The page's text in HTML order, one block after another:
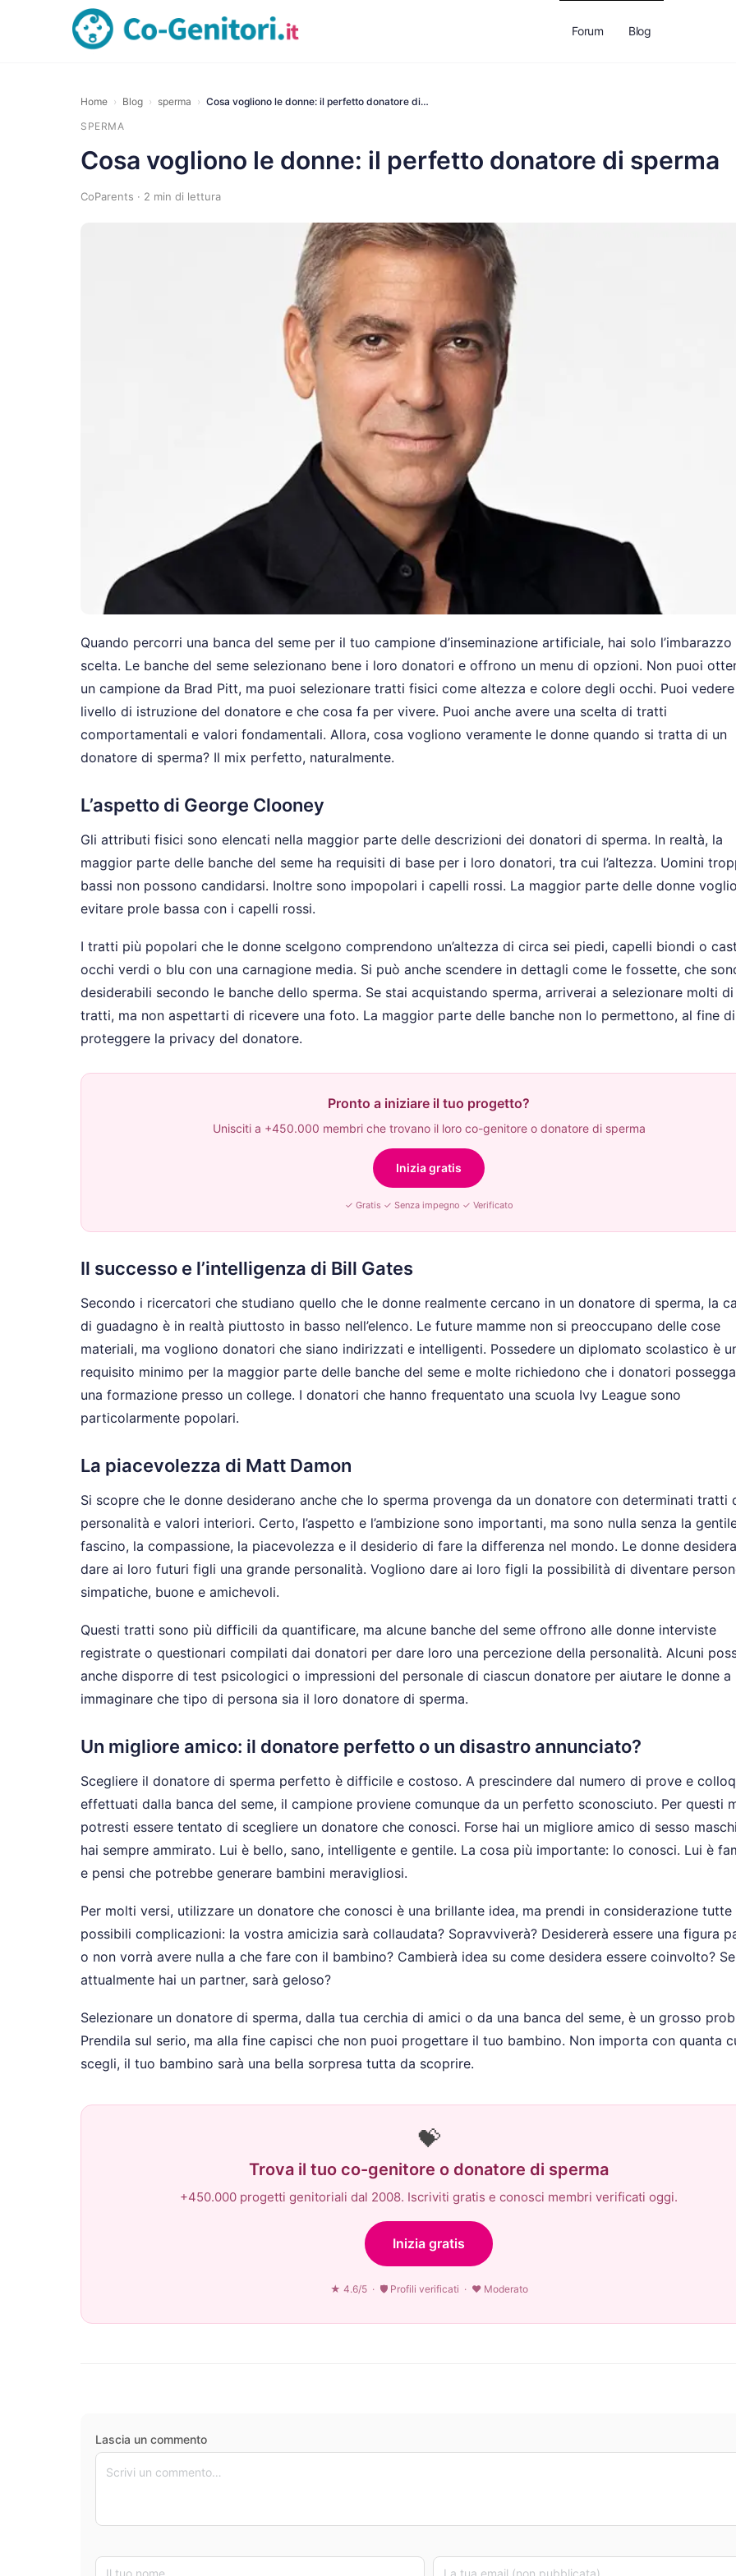
Forum Blog
Home › Blog › sperma › Cosa vogliono le donne: il perfetto donatore di…
SPERMA
Cosa vogliono le donne: il perfetto donatore di sperma
CoParents · 2 min di lettura
Quando percorri una banca del seme per il tuo campione d’inseminazione artificiale, hai solo l’imbarazzo
scelta. Le banche del seme selezionano bene i loro donatori e offrono un menu di opzioni. Non puoi
un campione da Brad Pitt, ma puoi selezionare tratti fisici come altezza e colore degli occhi. Puoi
livello di istruzione del donatore e che cosa fa per vivere. Puoi anche avere una scelta di tratti
comportamentali e valori fondamentali. Allora, cosa vogliono veramente le donne quando si tratta di un
donatore di sperma? Il mix perfetto, naturalmente.
L’aspetto di George Clooney
Gli attributi fisici sono elencati nella maggior parte delle descrizioni dei donatori di sperma. In realtà, la
maggior parte delle banche del seme ha requisiti di base per i loro donatori, tra cui l’altezza. Uomini
bassi non possono candidarsi. Inoltre sono impopolari i capelli rossi. La maggior parte delle donne
evitare prole bassa con i capelli rossi.
I tratti più popolari che le donne scelgono comprendono un’altezza di circa sei piedi, capelli biondi o
occhi verdi o blu con una carnagione media. Si può anche scendere in dettagli come le fossette, che
desiderabili secondo le banche dello sperma. Se stai acquistando sperma, arriverai a selezionare molti
tratti, ma non aspettarti di ricevere una foto. La maggior parte delle banche non lo permettono, al fine di
proteggere la privacy del donatore.
Pronto a iniziare il tuo progetto?
Unisciti a +450.000 membri che trovano il loro co-genitore o donatore di sperma
Inizia gratis
✓ Gratis ✓ Senza impegno ✓ Verificato
Il successo e l’intelligenza di Bill Gates
Secondo i ricercatori che studiano quello che le donne realmente cercano in un donatore di sperma, la
di guadagno è in realtà piuttosto in basso nell’elenco. Le future mamme non si preoccupano delle cose
materiali, ma vogliono donatori che siano indirizzati e intelligenti. Possedere un diplomato scolastico è
requisito minimo per la maggior parte delle banche del seme e molte richiedono che i donatori
una formazione presso un college. I donatori che hanno frequentato una scuola Ivy League sono
particolarmente popolari.
La piacevolezza di Matt Damon
Si scopre che le donne desiderano anche che lo sperma provenga da un donatore con determinati tratti
personalità e valori interiori. Certo, l’aspetto e l’ambizione sono importanti, ma sono nulla senza la
fascino, la compassione, la piacevolezza e il desiderio di fare la differenza nel mondo. Le donne
dare ai loro futuri figli una grande personalità. Vogliono dare ai loro figli la possibilità di diventare
simpatiche, buone e amichevoli.
Questi tratti sono più difficili da quantificare, ma alcune banche del seme offrono alle donne interviste
registrate o questionari compilati dai donatori per dare loro una percezione della personalità. Alcuni
anche disporre di test psicologici o impressioni del personale di ciascun donatore per aiutare le donne a
immaginare che tipo di persona sia il loro donatore di sperma.
Un migliore amico: il donatore perfetto o un disastro annunciato?
Scegliere il donatore di sperma perfetto è difficile e costoso. A prescindere dal numero di prove e
effettuati dalla banca del seme, il campione proviene comunque da un perfetto sconosciuto. Per questi
potresti essere tentato di scegliere un donatore che conosci. Forse hai un migliore amico di sesso
hai sempre ammirato. Lui è bello, sano, intelligente e gentile. La cosa più importante: lo conosci. Lui è
e pensi che potrebbe generare bambini meravigliosi.
Per molti versi, utilizzare un donatore che conosci è una brillante idea, ma prendi in considerazione tutte
possibili complicazioni: la vostra amicizia sarà collaudata? Sopravviverà? Desidererà essere una figura
o non vorrà avere nulla a che fare con il bambino? Cambierà idea su come desidera essere coinvolto? Se
attualmente hai un partner, sarà geloso?
Selezionare un donatore di sperma, dalla tua cerchia di amici o da una banca del seme, è un grosso
Prendila sul serio, ma alla fine capisci che non puoi progettare il tuo bambino. Non importa con quanta
scegli, il tuo bambino sarà una bella sorpresa tutta da scoprire.
💝
Trova il tuo co-genitore o donatore di sperma
+450.000 progetti genitoriali dal 2008. Iscriviti gratis e conosci membri verificati oggi.
Inizia gratis
★ 4.6/5 · 🛡 Profili verificati · ♥ Moderato
Lascia un commento